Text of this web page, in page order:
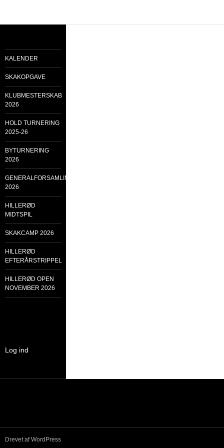
KALENDER
SKAKOPGAVE
KLUBMESTERSKAB
2026
HOLD TURNERING
2025-26
BYTURNERING
2026
GENERALFORSAMLING
2026
HILLERØD
MIDTSPIL
SKAKCAMP 2026
HILLERØD
EFTERÅRSTRIPPEL
HILLERØD OPEN
NOVEMBER 2026
Log ind
Drevet af WordPress